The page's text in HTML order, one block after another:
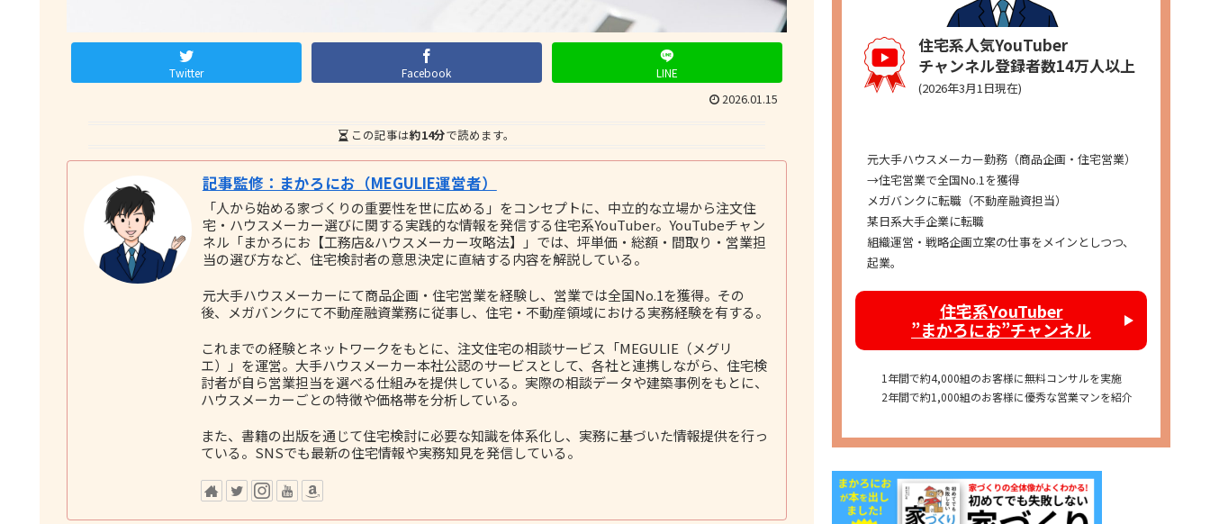
Twitter Facebook LINE
2026.01.15
この記事は約14分で読めます。
記事監修：まかろにお（MEGULIE運営者）
「人から始める家づくりの重要性を世に広める」をコンセプトに、中立的な立場から注文住
宅・ハウスメーカー選びに関する実践的な情報を発信する住宅系YouTuber。YouTubeチャン
ネル「まかろにお【工務店&ハウスメーカー攻略法】」では、坪単価・総額・間取り・営業担
当の選び方など、住宅検討者の意思決定に直結する内容を解説している。
元大手ハウスメーカーにて商品企画・住宅営業を経験し、営業では全国No.1を獲得。その
後、メガバンクにて不動産融資業務に従事し、住宅・不動産領域における実務経験を有する。
これまでの経験とネットワークをもとに、注文住宅の相談サービス「MEGULIE（メグリ
エ）」を運営。大手ハウスメーカー本社公認のサービスとして、各社と連携しながら、住宅検
討者が自ら営業担当を選べる仕組みを提供している。実際の相談データや建築事例をもとに、
ハウスメーカーごとの特徴や価格帯を分析している。
また、書籍の出版を通じて住宅検討に必要な知識を体系化し、実務に基づいた情報提供を行っ
ている。SNSでも最新の住宅情報や実務知見を発信している。
住宅系人気YouTuber
チャンネル登録者数14万人以上
(2026年3月1日現在)
元大手ハウスメーカー勤務（商品企画・住宅営業）
→住宅営業で全国No.1を獲得
メガバンクに転職（不動産融資担当）
某日系大手企業に転職
組織運営・戦略企画立案の仕事をメインとしつつ、
起業。
住宅系YouTuber
”まかろにお”チャンネル
1年間で約4,000組のお客様に無料コンサルを実施
2年間で約1,000組のお客様に優秀な営業マンを紹介